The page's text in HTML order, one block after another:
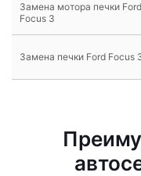
Замена мотора печки Ford
Focus 3
Замена печки Ford Focus